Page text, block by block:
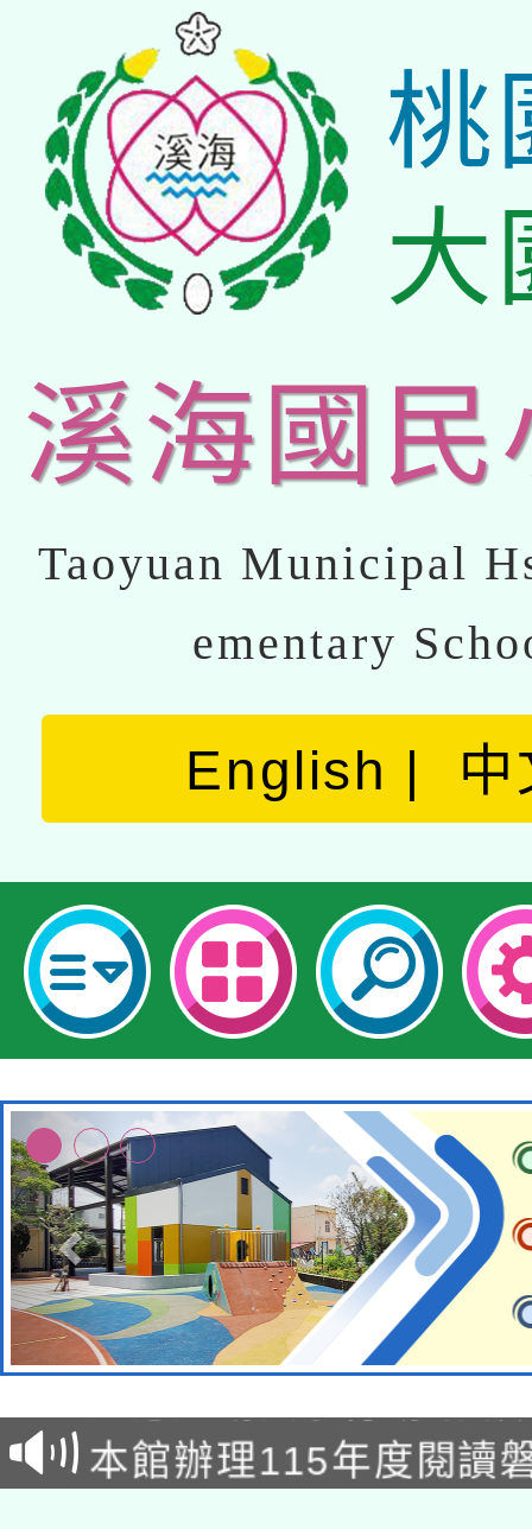
桃
大
溪海國民
Taoyuan Municipal
ementary
English 中
本校115學年度第2次
招甄選結果公告(無人
招)
適應運動共學行動站研
本館辦理115年度閱讀
科技賦能─人工智慧